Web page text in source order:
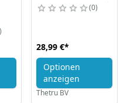
0
28,99 €*
Optionen
anzeigen
Thetru BV